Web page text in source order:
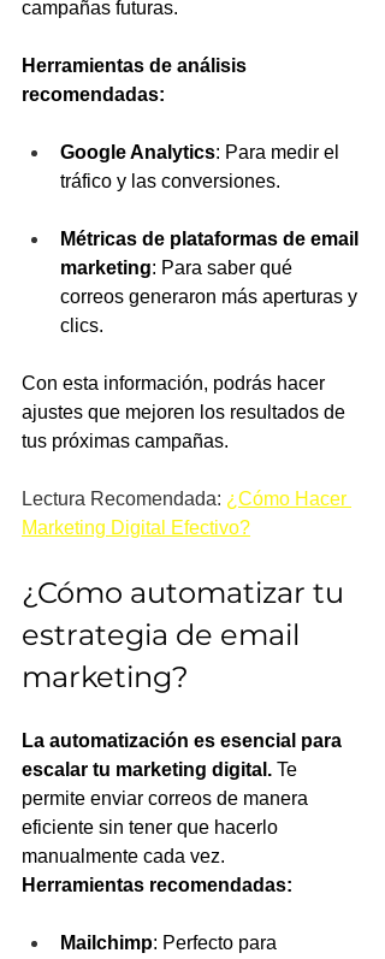
campañas futuras.
Herramientas de análisis
recomendadas:
Google Analytics: Para medir el
tráfico y las conversiones.
Métricas de plataformas de email
marketing: Para saber qué
correos generaron más aperturas y
clics.
Con esta información, podrás hacer
ajustes que mejoren los resultados de
tus próximas campañas.
Lectura Recomendada: ¿ Cómo Hacer
Marketing Digital Efectivo?
¿Cómo automatizar tu
estrategia de email
marketing?
La automatización es esencial para
escalar tu marketing digital. Te
permite enviar correos de manera
eficiente sin tener que hacerlo
manualmente cada vez.
Herramientas recomendadas:
Mailchimp: Perfecto para